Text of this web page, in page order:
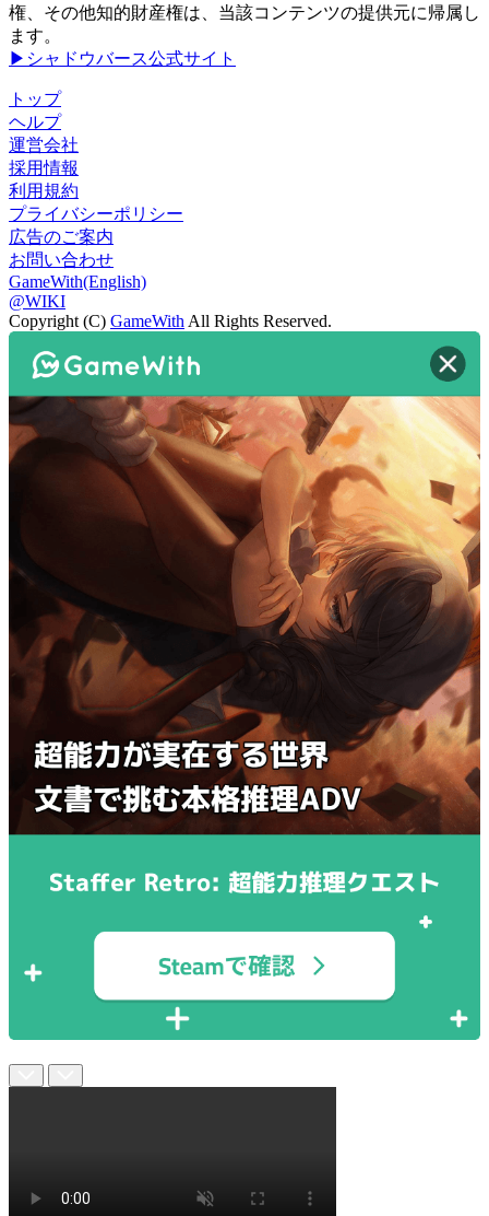
権、その他知的財産権は、当該コンテンツの提供元に帰属し
ます。
▶シャドウバース公式サイト
トップ
ヘルプ
運営会社
採用情報
利用規約
プライバシーポリシー
広告のご案内
お問い合わせ
GameWith(English)
@WIKI
Copyright (C) GameWith All Rights Reserved.